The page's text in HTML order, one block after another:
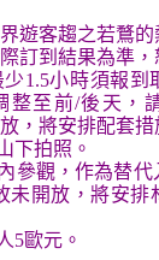
遊客趨之若鶩
訂到結果為準
1.5小時須報到
整至前/後天，
，將安排配套措
下拍照。
參觀，作為替
未開放，將安排
5歐元。